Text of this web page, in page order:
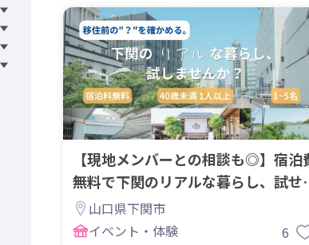
【現地メンバーとの相談も◎】宿泊
無料で下関のリアルな暮らし、試せ
す。山口県下関市
イベント・体験
6